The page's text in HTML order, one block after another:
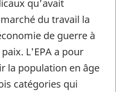
qu'avait
du travail la
de guerre à
L'EPA a pour
la population en âge
catégories qui